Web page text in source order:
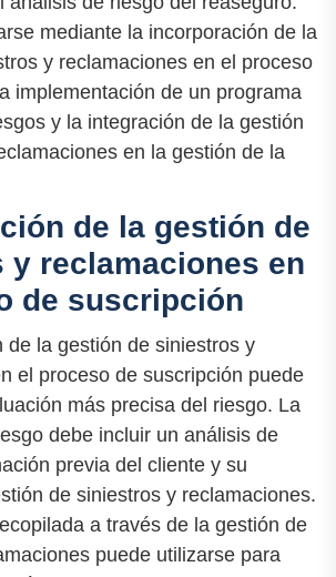
mediante la incorporación de la
y reclamaciones en el proceso
implementación de un programa
y la integración de la gestión
en la gestión de la
de la gestión de
y reclamaciones en
de suscripción
de la gestión de siniestros y
el proceso de suscripción puede
más precisa del riesgo. La
debe incluir un análisis de
previa del cliente y su
de siniestros y reclamaciones.
a través de la gestión de
puede utilizarse para